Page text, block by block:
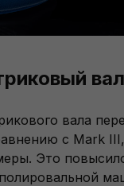
вал
вала
с Mark III,
Это